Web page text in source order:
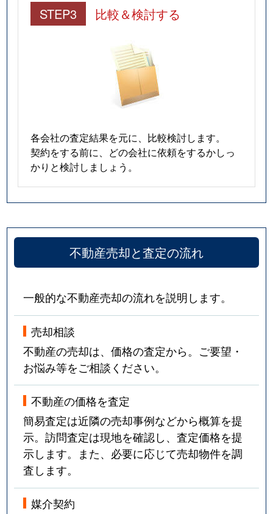
STEP3 比較＆検討する
各会社の査定結果を元に、比較検討します。
契約をする前に、どの会社に依頼をするかしっ
かりと検討しましょう。
不動産売却と査定の流れ
一般的な不動産売却の流れを説明します。
売却相談
不動産の売却は、価格の査定から。ご要望・
お悩み等をご相談ください。
不動産の価格を査定
簡易査定は近隣の売却事例などから概算を提
示。訪問査定は現地を確認し、査定価格を提
示します。また、必要に応じて売却物件を調
査します。
媒介契約